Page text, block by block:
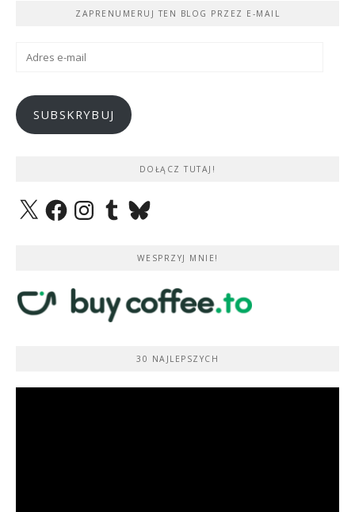
ZAPRENUMERUJ TEN BLOG PRZEZ E-MAIL
Adres
SUBSKRYBUJ
DOŁĄCZ TUTAJ!
X FacebookInstagramTumblrBluesky
WESPRZYJ MNIE!
30 NAJLEPSZYCH